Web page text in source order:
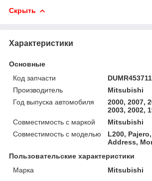
Скрыть
Характеристики
Основные
Код запчасти
DUMR453711
Производитель
Mitsubishi
Год выпуска автомобиля
2000, 2007,
2003, 2002,
Совместимость с маркой
Mitsubishi
Совместимость с моделью
L200,
Address,
Пользовательские характеристики
Марка
Mitsubishi